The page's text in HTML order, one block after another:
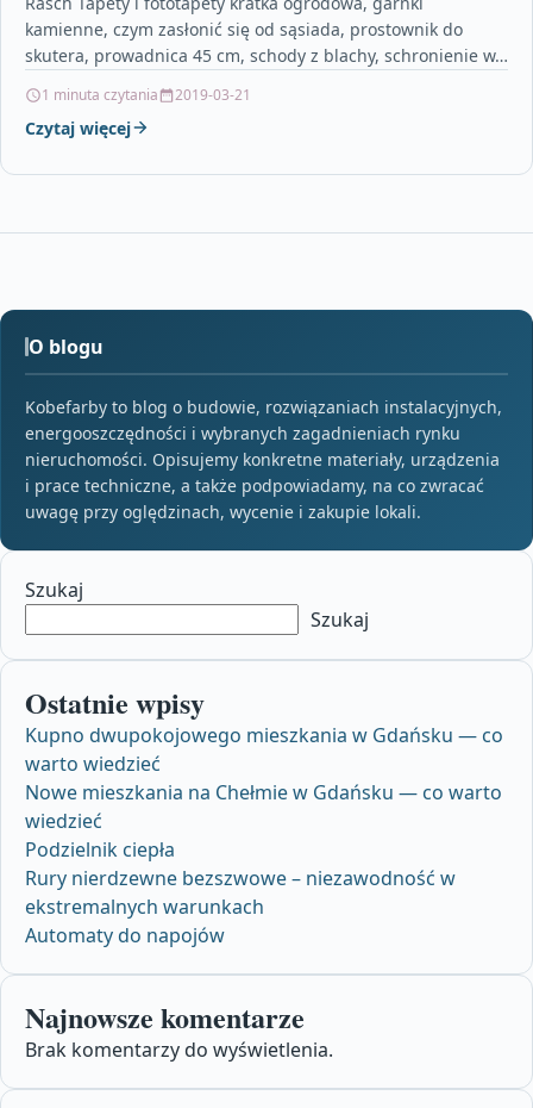
kamienne, czym zasłonić się od sąsiada, prostownik do
skutera, prowadnica 45 cm, schody z blachy, schronienie w…
1 minuta czytania 2019-03-21
Czytaj więcej
O blogu
Kobefarby to blog o budowie, rozwiązaniach instalacyjnych,
energooszczędności i wybranych zagadnieniach rynku
nieruchomości. Opisujemy konkretne materiały, urządzenia
i prace techniczne, a także podpowiadamy, na co zwracać
uwagę przy oględzinach, wycenie i zakupie lokali.
Szukaj
Szukaj
Ostatnie wpisy
Kupno dwupokojowego mieszkania w Gdańsku — co
warto wiedzieć
Nowe mieszkania na Chełmie w Gdańsku — co warto
wiedzieć
Podzielnik ciepła
Rury nierdzewne bezszwowe – niezawodność w
ekstremalnych warunkach
Automaty do napojów
Najnowsze komentarze
Brak komentarzy do wyświetlenia.